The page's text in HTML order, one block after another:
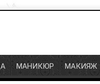
МАНИКЮР МАКИЯЖ